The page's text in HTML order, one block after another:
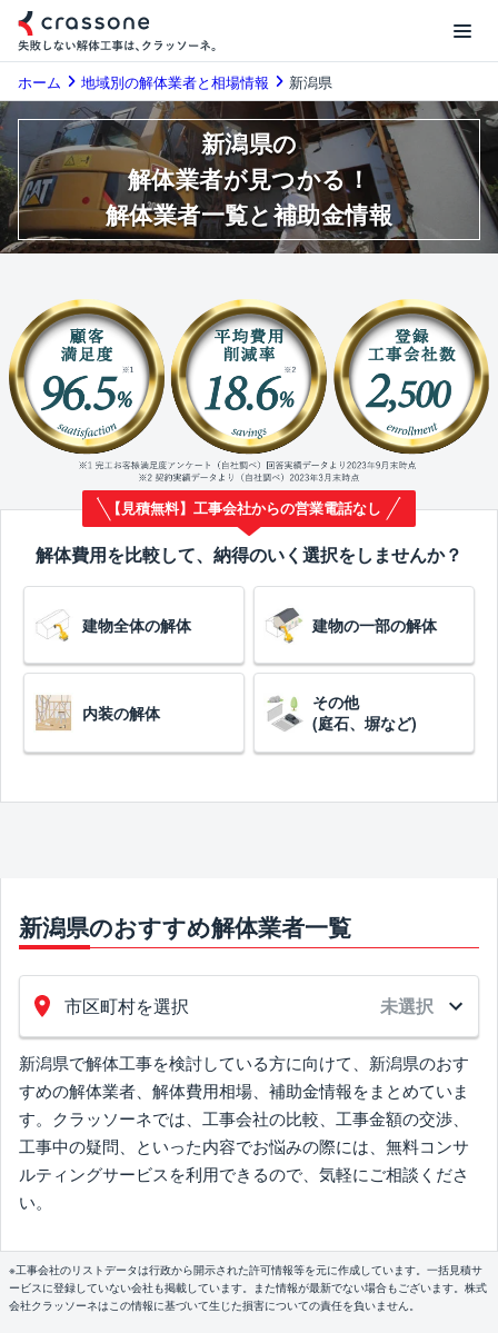
ホーム 地域別の解体業者と相場情報 新潟県
新潟県の
解体業者が見つかる！
解体業者一覧と補助金情報
【見積無料】工事会社からの営業電話なし
解体費用を比較して、納得のいく選択をしませんか？
建物全体の解体 建物の一部の解体
内装の解体
その他
(庭石、塀など)
新潟県のおすすめ解体業者一覧
市区町村を選択 未選択
新潟県で解体工事を検討している方に向けて、新潟県のおす
すめの解体業者、解体費用相場、補助金情報をまとめていま
す。クラッソーネでは、工事会社の比較、工事金額の交渉、
工事中の疑問、といった内容でお悩みの際には、無料コンサ
ルティングサービスを利用できるので、気軽にご相談くださ
い。
※工事会社のリストデータは行政から開示された許可情報等を元に作成しています。一括見積サ
ービスに登録していない会社も掲載しています。また情報が最新でない場合もございます。株式
会社クラッソーネはこの情報に基づいて生じた損害についての責任を負いません。